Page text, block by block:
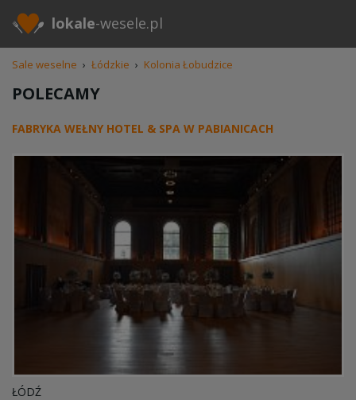
lokale-wesele.pl
Sale weselne › Łódzkie › Kolonia Łobudzice
POLECAMY
FABRYKA WEŁNY HOTEL & SPA W PABIANICACH
ŁÓDŹ